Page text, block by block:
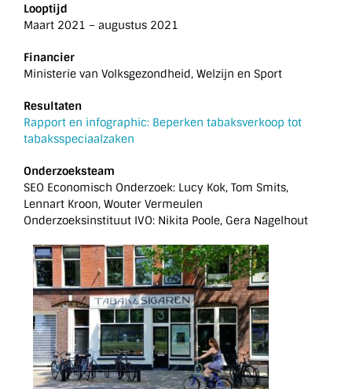
Looptijd
Maart 2021 – augustus 2021
Financier
Ministerie van Volksgezondheid, Welzijn en Sport
Resultaten
Rapport en infographic: Beperken tabaksverkoop tot
tabaksspeciaalzaken
Onderzoeksteam
SEO Economisch Onderzoek: Lucy Kok, Tom Smits,
Lennart Kroon, Wouter Vermeulen
Onderzoeksinstituut IVO: Nikita Poole, Gera Nagelhout